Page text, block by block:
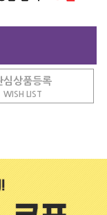
심상품등록
WISH LIST